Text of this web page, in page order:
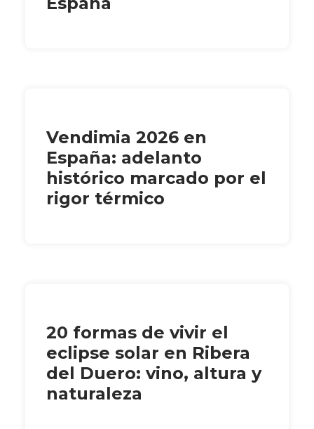
Vendimia 2026 en
España: adelanto
histórico marcado por el
rigor térmico
20 formas de vivir el
eclipse solar en Ribera
del Duero: vino, altura y
naturaleza